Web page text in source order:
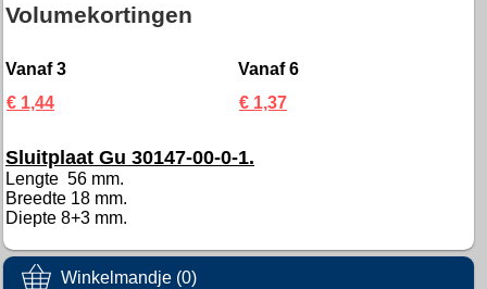
Winkelmandje (0)
Volumekortingen
Vanaf 3
Vanaf 6
€ 1,44
€ 1,37
Sluitplaat Gu 30147-00-0-1.
Lengte 56 mm.
Breedte 18 mm.
Diepte 8+3 mm.